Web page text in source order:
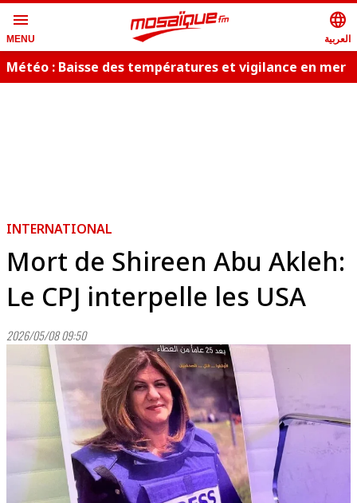
menu
MENU
language
العربية
Météo : Baisse des températures et vigilance en mer
INTERNATIONAL
Mort de Shireen Abu Akleh:
Le CPJ interpelle les USA
2026/05/08 09:50